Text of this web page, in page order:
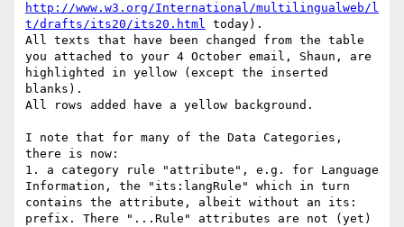
http://www.w3.org/International/multilingualweb/l
t/drafts/its20/its20.html today).
All texts that have been changed from the table
you attached to your 4 October email, Shaun, are
highlighted in yellow (except the inserted
blanks).
All rows added have a yellow background.
I note that for many of the Data Categories,
there is now:
1. a category rule "attribute", e.g. for Language
Information, the "its:langRule" which in turn
contains the attribute, albeit without an its:
prefix. There "...Rule" attributes are not (yet)